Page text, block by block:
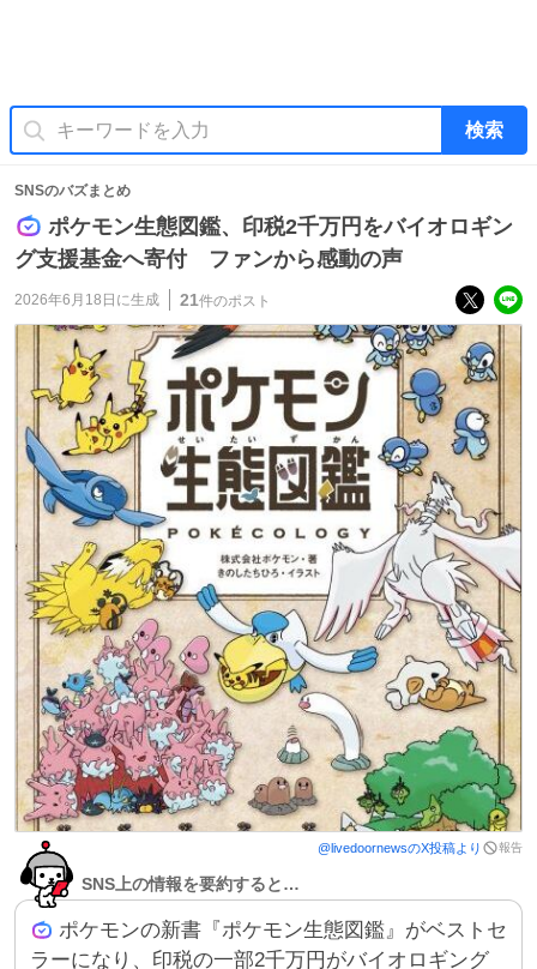
検索
SNSのバズまとめ
ポケモン生態図鑑、印税2千万円をバイオロギン
グ支援基金へ寄付 ファンから感動の声
2026年6月18日 に生成 21件のポスト
@livedoornewsのX投稿より 報告
SNS上の情報を要約すると…
ポケモンの新書『ポケモン生態図鑑』がベストセ
ラーになり、印税の一部2千万円がバイオロギング